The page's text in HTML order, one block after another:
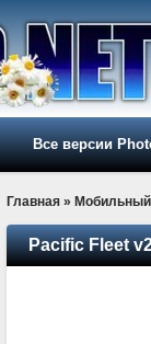
Все версии
Главная » Мобильный
Pacific Fleet